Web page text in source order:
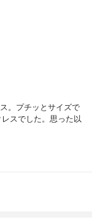
。プチッとサイズで
スでした。思った以